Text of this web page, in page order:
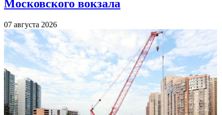
Московского вокзала
07 августа 2026